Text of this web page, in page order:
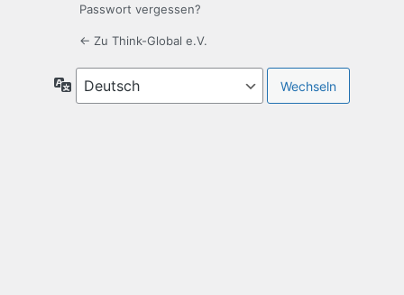
Passwort vergessen?
← Zu Think-Global e.V.
Sprache